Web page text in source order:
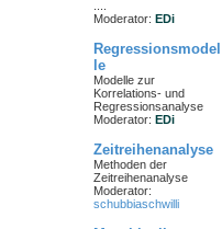
Moderator: EDi
Regressionsmodel
le
Modelle zur
Korrelations- und
Regressionsanalyse
Moderator: EDi
Zeitreihenanalyse
Methoden der
Zeitreihenanalyse
Moderator:
schubbiaschwilli